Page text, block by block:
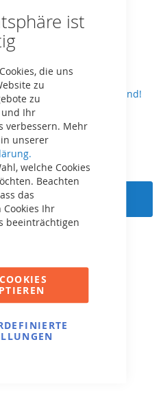
ist
die uns
zu
zu
Ihr
verbessern. Mehr
unserer
welche Cookies
Beachten
das
Cookies Ihr
beeinträchtigen
Produkt bewertet
30 Tage: 32.99€)
Ab 49€ kostenloser Versand!
InGround Champion